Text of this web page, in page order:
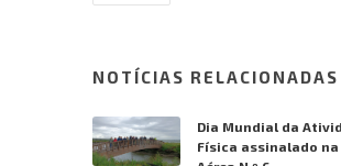
NOTÍCIAS RELACIONADAS
Dia Mundial da
Física assinalado na